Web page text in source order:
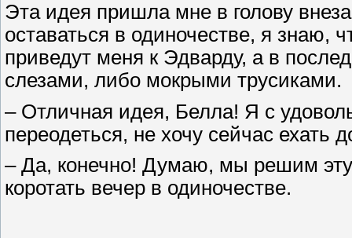
Эта идея пришла мне в голову
оставаться в одиночестве, я знаю,
приведут меня к Эдварду, а в
слезами, либо мокрыми трусиками.
– Отличная идея, Белла! Я с
переодеться, не хочу сейчас ехать
– Да, конечно! Думаю, мы решим
коротать вечер в одиночестве.